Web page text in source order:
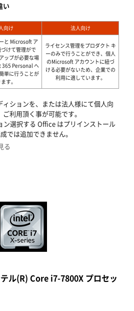
い
向け 法人向け
と Microsoft ア
けて管理がで
ップが必要な場
365 Personal へ
単に行うことが
す。
ライセンス管理をプロダクト キ
ーのみで行うことができ、個人
のMicrosoft アカウントに紐づ
ける必要がないため、企業での
利用に適しています。
ションを、または法人様にて個人向
利用頂く事が可能です。
選択する Office はプリインストール
では追加できません。
る
ル(R) Core i7-7800X プロセッ